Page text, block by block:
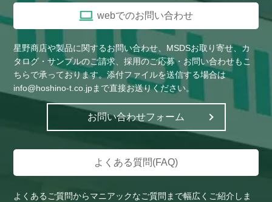
webでのお問い合わせ
星野商店や製品に関するお問い合わせ、MSDSお取り寄せ、カ
タログ・サンプルのご請求、採用のご応募・お問い合わせもこ
ちらで承っております。添付ファイルを送信する場合は
info@hoshino-t.co.jpまで直接お送りください。
お問い合わせフォーム
よくある質問(FAQ)
よくあるご質問からマニアックなご質問まで幅広くご紹介しま